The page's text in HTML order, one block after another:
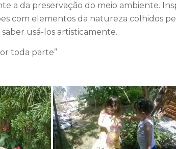
a da preservação do meio ambiente.
com elementos da natureza colhidos
usá-los artisticamente.
toda parte”